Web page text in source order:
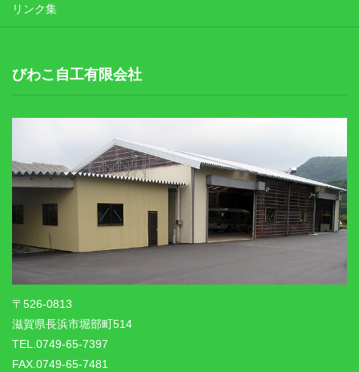
リンク集
びわこ自工有限会社
〒526-0813
滋賀県長浜市堀部町514
TEL.0749-65-7397
FAX.0749-65-7481